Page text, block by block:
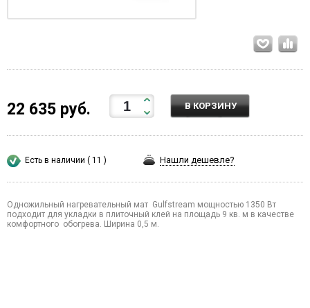
22 635 руб. В КОРЗИНУ
Есть в наличии ( 11 ) Нашли дешевле?
Одножильный нагревательный мат Gulfstream мощностью 1350 Вт
подходит для укладки в плиточный клей на площадь 9 кв. м в качестве
комфортного обогрева. Ширина 0,5 м.